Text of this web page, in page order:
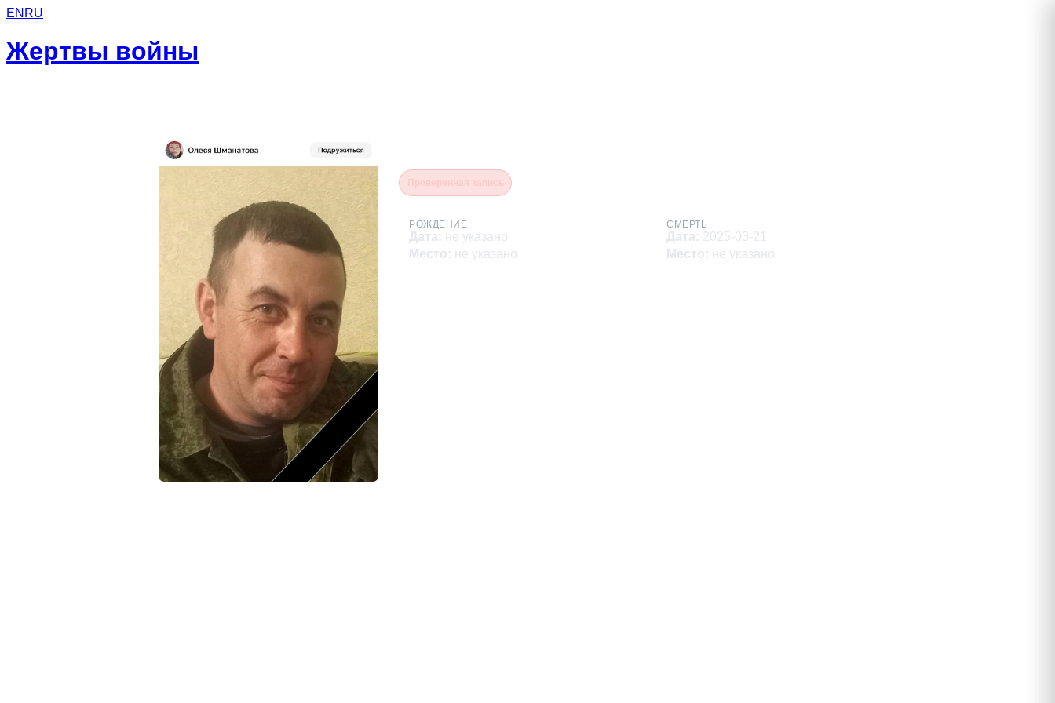
EN RU
Жертвы войны
РОЖДЕНИЕ
Дата: не указано
Место: не указано
СМЕРТЬ
Дата: 2025-03-21
Место: не указано